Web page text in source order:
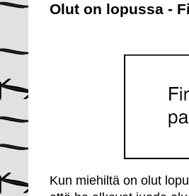
Olut on lopussa -
Kun miehiltä on olut